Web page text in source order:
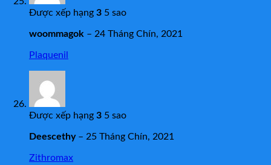
Được xếp hạng 3 5 sao
woommagok – 24 Tháng Chín, 2021
Plaquenil
Được xếp hạng 3 5 sao
Deescethy – 25 Tháng Chín, 2021
Zithromax